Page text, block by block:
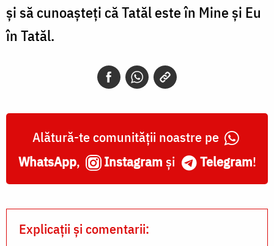
și să cunoașteți că Tatăl este în Mine și Eu
în Tatăl.
Alătură-te comunității noastre pe
WhatsApp, Instagram și Telegram!
Explicații și comentarii: